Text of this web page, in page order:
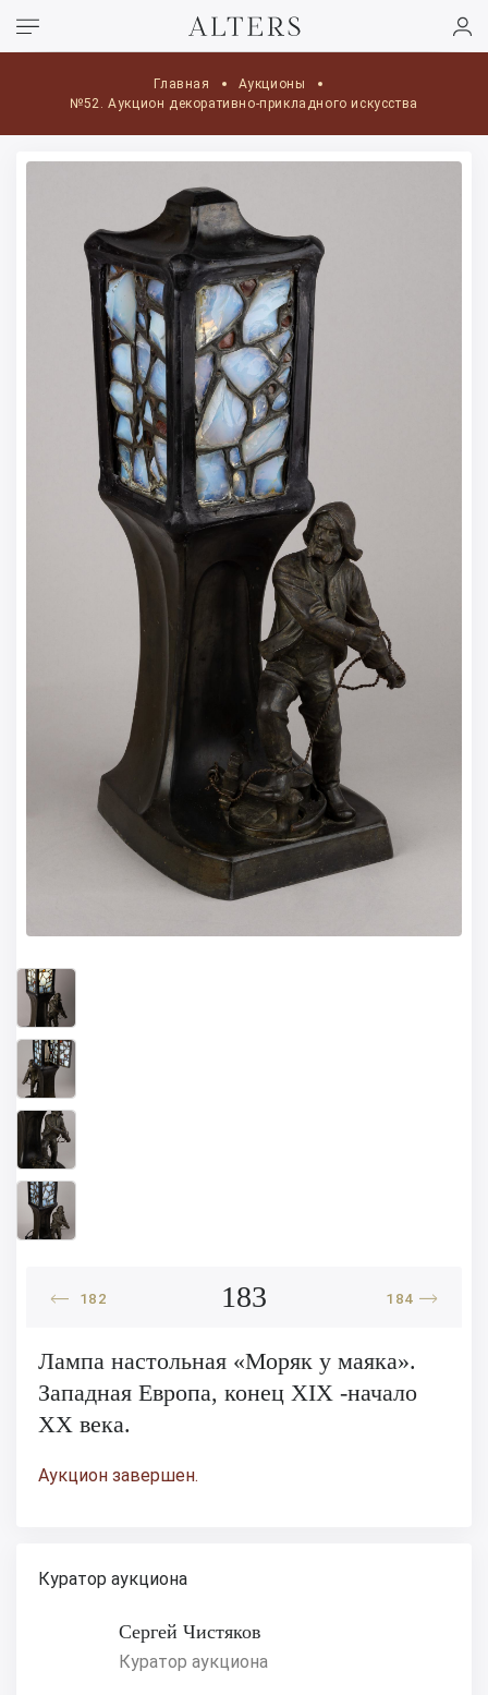
Главная
Аукционы
№52. Аукцион декоративно-прикладного искусства
182 183 184
Лампа настольная «Моряк у маяка».
Западная Европа, конец ХIХ -начало
XX века.
Аукцион завершен.
Куратор аукциона
Сергей Чистяков
Куратор аукциона